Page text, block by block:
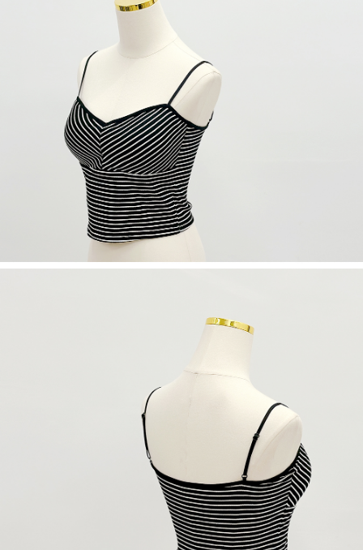
恩沛科技股份有限公司將有權停止該用戶之使用額度並採取法律行動。